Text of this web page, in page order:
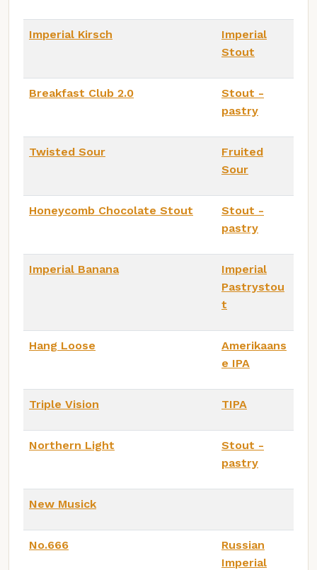
Imperial Kirsch
Imperial
Stout
Breakfast Club 2.0
Stout -
pastry
Twisted Sour
Fruited
Sour
Honeycomb Chocolate Stout
Stout -
pastry
Imperial Banana
Imperial
Pastrystou
t
Hang Loose
Amerikaans
e IPA
Triple Vision TIPA
Northern Light
Stout -
pastry
New Musick
No.666
Russian
Imperial